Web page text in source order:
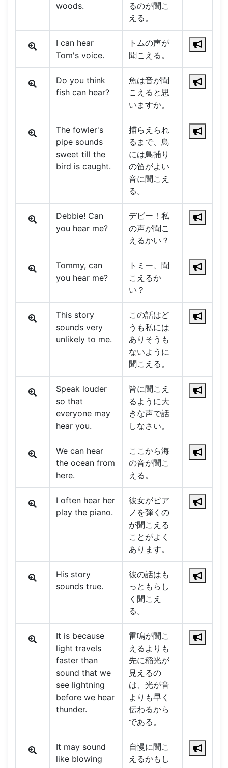
woods.
るのが聞こ
える。
I can hear
Tom's voice.
トムの声が
聞こえる。
Do you think
fish can hear?
魚は音が聞
こえると思
いますか。
The fowler's
pipe sounds
sweet till the
bird is caught.
捕らえられ
るまで、鳥
には鳥捕り
の笛がよい
音に聞こえ
る。
Debbie! Can
you hear me?
デビー！私
の声が聞こ
えるかい？
Tommy, can
you hear me?
トミー、聞
こえるか
い？
This story
sounds very
unlikely to me.
この話はど
うも私には
ありそうも
ないように
聞こえる。
Speak louder
so that
everyone may
hear you.
皆に聞こえ
るように大
きな声で話
しなさい。
We can hear
the ocean from
here.
ここから海
の音が聞こ
える。
I often hear her
play the piano.
彼女がピア
ノを弾くの
が聞こえる
ことがよく
あります。
His story
sounds true.
彼の話はも
っともらし
く聞こえ
る。
It is because
light travels
faster than
sound that we
see lightning
before we hear
thunder.
雷鳴が聞こ
えるよりも
先に稲光が
見えるの
は、光が音
よりも早く
伝わるから
である。
It may sound
like blowing
自慢に聞こ
えるかもし